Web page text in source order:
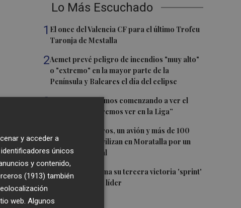
Lo Más Escuchado
1 El once del Valencia CF para el último Trofeu
Taronja de Mestalla
2Aemet prevé peligro de incendios "muy alto"
o "extremo" en la mayor parte de la
Península y Baleares el día del eclipse
3Company: “Estamos comenzando a ver el
equipo que queremos ver en la Liga”
Ocho helicópteros, un avión y más de 100
brigadas se movilizan en Moratalla por un
incendio forestal
5 Jorge Martín suma su tercera victoria 'sprint'
del año y es más líder
y acceder a
únicos
y contenido,
(1913) también
web. Algunos